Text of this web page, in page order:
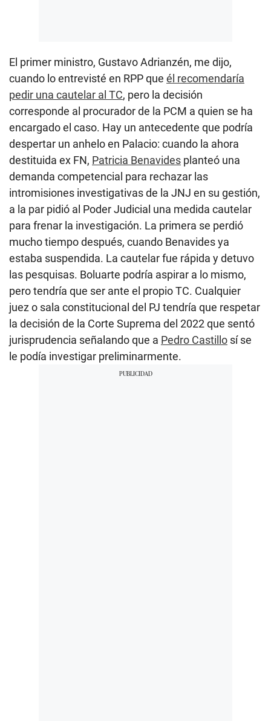
El primer ministro, Gustavo Adrianzén, me dijo,
cuando lo entrevisté en RPP que él recomendaría
pedir una cautelar al TC, pero la decisión
corresponde al procurador de la PCM a quien se ha
encargado el caso. Hay un antecedente que podría
despertar un anhelo en Palacio: cuando la ahora
destituida ex FN, Patricia Benavides planteó una
demanda competencial para rechazar las
intromisiones investigativas de la JNJ en su gestión,
a la par pidió al Poder Judicial una medida cautelar
para frenar la investigación. La primera se perdió
mucho tiempo después, cuando Benavides ya
estaba suspendida. La cautelar fue rápida y detuvo
las pesquisas. Boluarte podría aspirar a lo mismo,
pero tendría que ser ante el propio TC. Cualquier
juez o sala constitucional del PJ tendría que respetar
la decisión de la Corte Suprema del 2022 que sentó
jurisprudencia señalando que a Pedro Castillo sí se
le podía investigar preliminarmente.